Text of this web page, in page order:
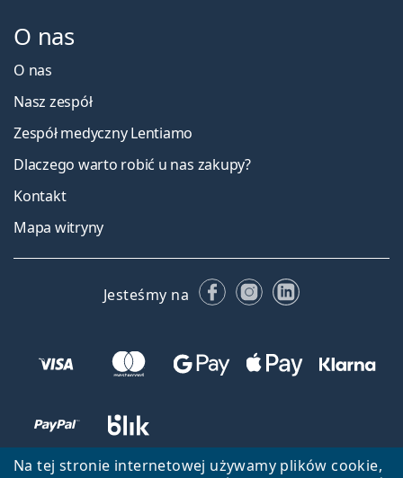
Na tej stronie internetowej używamy plików cookie,
O nas
O nas
Nasz zespół
Zespół medyczny Lentiamo
Dlaczego warto robić u nas zakupy?
Kontakt
Mapa witryny
Jesteśmy na FacebookuInstagramie
LinkedIn